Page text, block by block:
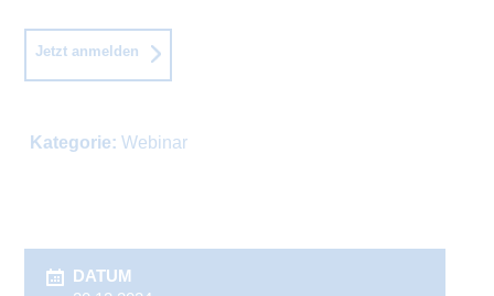
Jetzt anmelden
Kategorie: Webinar
DATUM